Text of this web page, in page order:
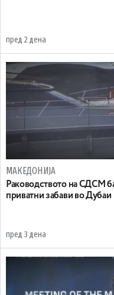
пред 2 дена
МАКЕДОНИЈА
Раководството на СДСМ
приватни забави во Дубаи
пред 3 дена